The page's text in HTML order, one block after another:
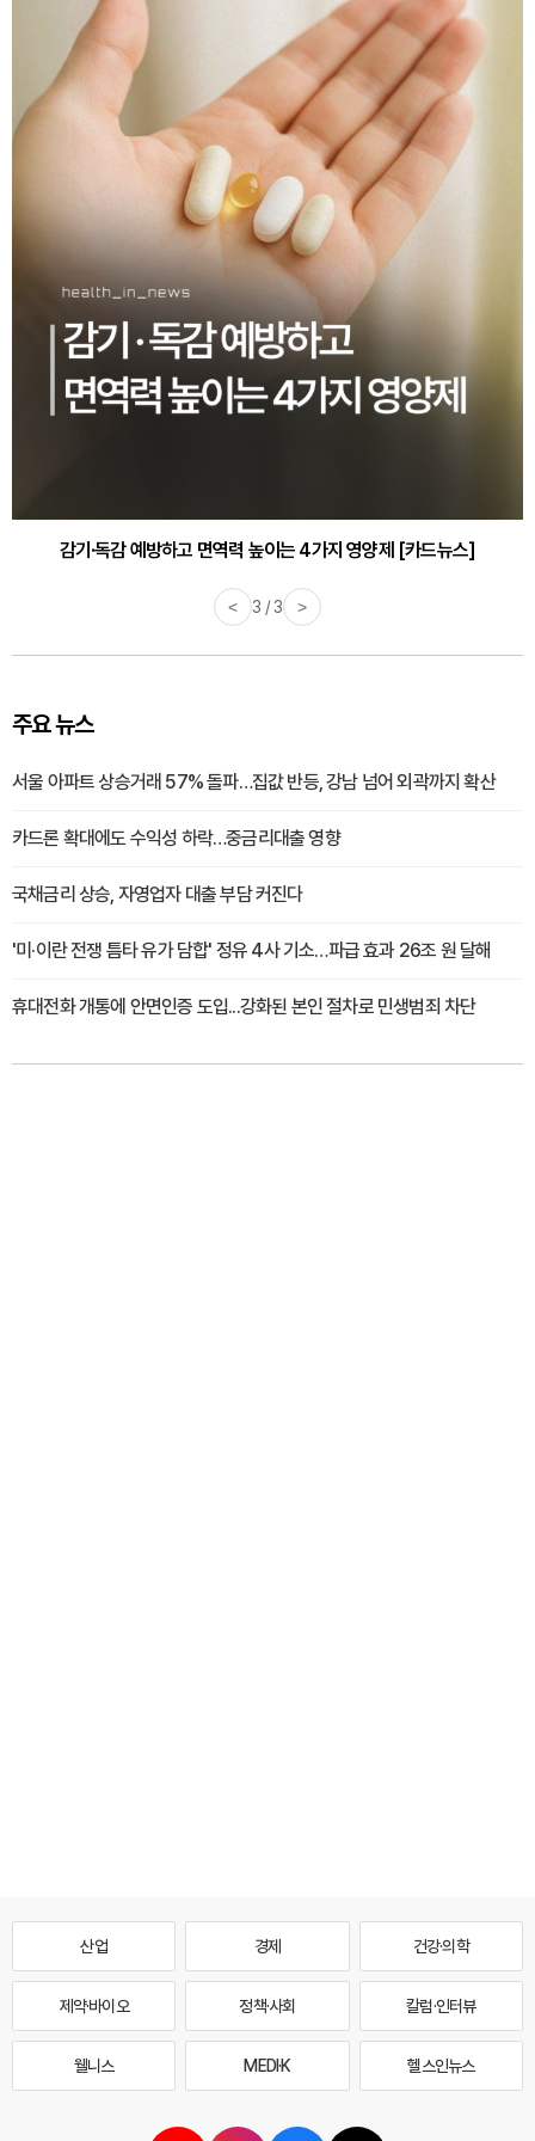
감기·독감 예방하고 면역력 높이는 4가지 영양제 [카드뉴스]
< 3 / 3 >
주요 뉴스
서울 아파트 상승거래 57% 돌파…집값 반등, 강남 넘어 외곽까지 확산
카드론 확대에도 수익성 하락…중금리대출 영향
국채금리 상승, 자영업자 대출 부담 커진다
'미·이란 전쟁 틈타 유가 담합' 정유 4사 기소…파급 효과 26조 원 달해
휴대전화 개통에 안면인증 도입...강화된 본인 절차로 민생범죄 차단
산업 경제 건강·의학
제약·바이오 정책·사회 칼럼·인터뷰
웰니스 MEDI·K 헬스인뉴스